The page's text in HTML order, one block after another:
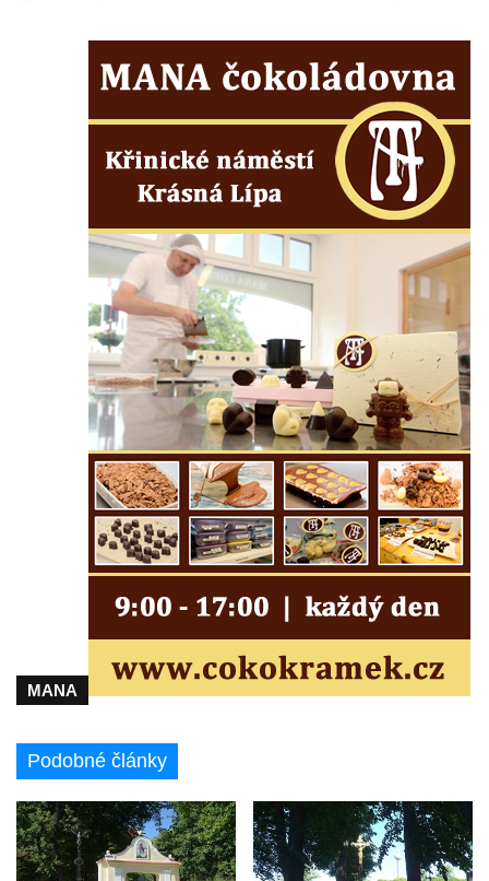
Mikulášovicích
Kříž na louce v horních Mikulášovicích
Mikulášovicích
Kříž manželů Endlerových u továrního
objektu v Mikulášovicích
Kříž u silnice východně od Mikulášovic
Meyerův kříž východně od Mikulášovic
Kříž u rozcestí k větrnému mlýnu Světlík v
Horním Podluží
Kříž u domu čp. 1016 v Mikulášovicích
Herltův kříž u Mikova v Mikulášovicích
Kříž u Borských u domu čp. 859 v
Mikulášovicích
Kříž Ließnerových naproti Mikovu v
Kříž u Mikulášovického potoka poblíž
Lissnerův kříž u domu čp. 39 v
Hampelův kříž u bývalých kasáren v
Mikulášovicích
Marchnerův (Zelený) kříž naproti domu čp.
35 v Mikulášovicích
Schneiderův kříž před domem čp. 55 v
MANA
Podobné články